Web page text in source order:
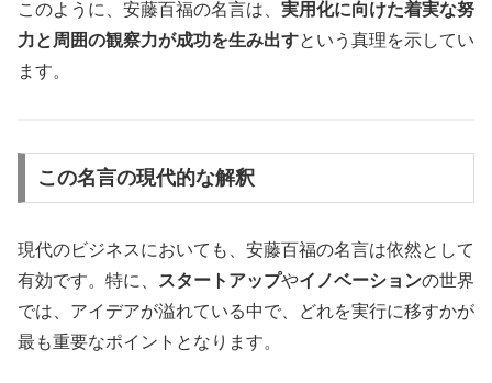
このように、安藤百福の名言は、 実用化に向けた着実な努
力と周囲の観察力が成功を生み出すという真理を示してい
ます。
この名言の現代的な解釈
現代のビジネスにおいても、安藤百福の名言は依然として
有効です。特に、
スタートアップやイノベーションの世界
では、アイデアが溢れている中で、どれを実行に移すかが
最も重要なポイントとなります。